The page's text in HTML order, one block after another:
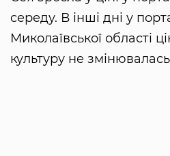
середу. В інші дні у
Миколаївської області
культуру не